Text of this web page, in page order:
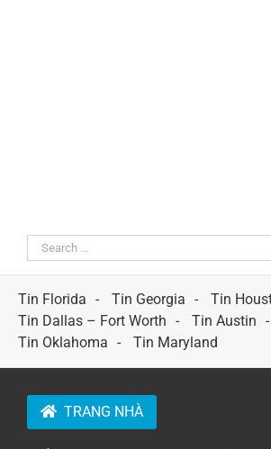
Search
for:
Tin Florida
Tin Georgia
Tin
Tin Dallas – Fort Worth
Tin Austin
Tin Oklahoma
Tin Maryland
TRANG NHÀ